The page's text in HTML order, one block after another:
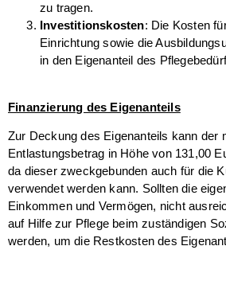
zu tragen.
Investitionskosten: Die Kosten
Einrichtung sowie die
in den Eigenanteil des
Finanzierung des Eigenanteils
Zur Deckung des Eigenanteils kann der
Entlastungsbetrag in Höhe von 131,00
da dieser zweckgebunden auch für die
verwendet werden kann. Sollten die
Einkommen und Vermögen, nicht
auf Hilfe zur Pflege beim zuständigen
werden, um die Restkosten des